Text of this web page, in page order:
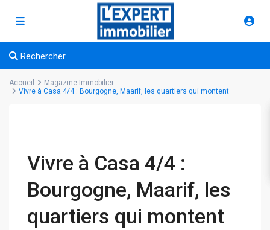
Rechercher
Accueil
Magazine Immobilier
Vivre à Casa 4/4 : Bourgogne, Maarif, les quartiers qui montent
Vivre à Casa 4/4 :
Bourgogne, Maarif, les
quartiers qui montent